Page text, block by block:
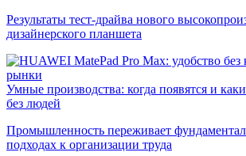
Результаты тест-драйва нового
дизайнерского планшета
рынки
Умные производства: когда появятся и
без людей
Промышленность переживает
подходах к организации труда